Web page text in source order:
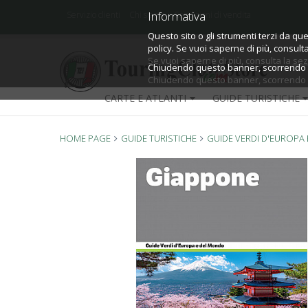
Informativa
Questo sito o gli strumenti terzi da
policy.
Se vuoi saperne di più, consulta la
Chiudendo questo banner,
Informativa
Questo sito o gli strumenti terzi da
policy. Se vuoi saperne di più,
Chiudendo questo banner,
Chi siamo Condizioni di vendita
CARTE E ATLANTI GUIDE TURISTICHE
HOME PAGE GUIDE TURISTICHE GUIDE VERDI